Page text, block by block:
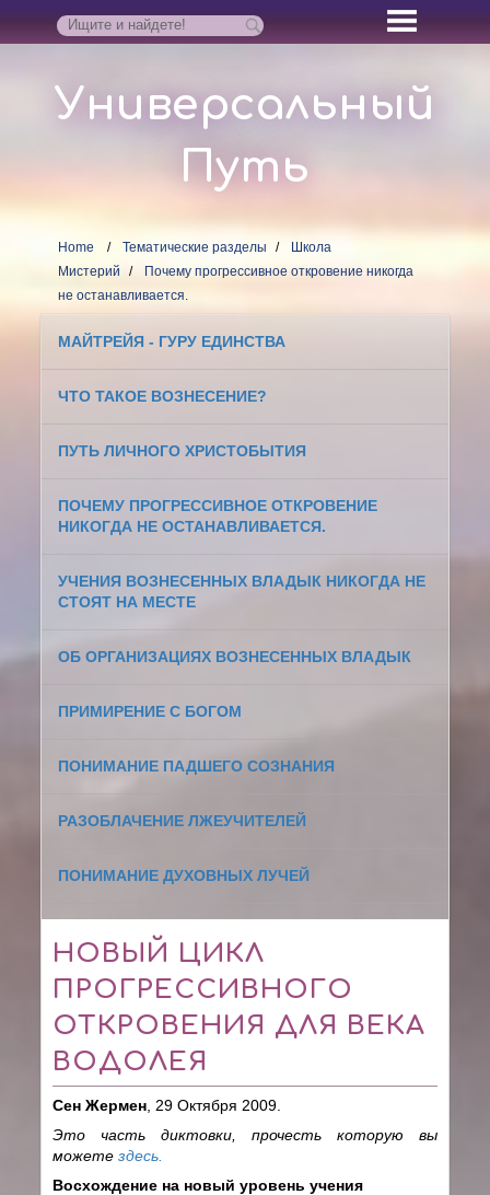
Универсальный
Путь
Home Тематические разделы
Школа
Мистерий
Почему прогрессивное откровение никогда
не останавливается.
МАЙТРЕЙЯ - ГУРУ ЕДИНСТВА
ЧТО ТАКОЕ ВОЗНЕСЕНИЕ?
ПУТЬ ЛИЧНОГО ХРИСТОБЫТИЯ
ПОЧЕМУ ПРОГРЕССИВНОЕ ОТКРОВЕНИЕ
НИКОГДА НЕ ОСТАНАВЛИВАЕТСЯ.
УЧЕНИЯ ВОЗНЕСЕННЫХ ВЛАДЫК НИКОГДА НЕ
СТОЯТ НА МЕСТЕ
ОБ ОРГАНИЗАЦИЯХ ВОЗНЕСЕННЫХ ВЛАДЫК
ПРИМИРЕНИЕ С БОГОМ
ПОНИМАНИЕ ПАДШЕГО СОЗНАНИЯ
РАЗОБЛАЧЕНИЕ ЛЖЕУЧИТЕЛЕЙ
ПОНИМАНИЕ ДУХОВНЫХ ЛУЧЕЙ
НОВЫЙ ЦИКЛ
ПРОГРЕССИВНОГО
ОТКРОВЕНИЯ ДЛЯ ВЕКА
ВОДОЛЕЯ
Сен Жермен , 29 Октября 2009.
Это часть диктовки, прочесть которую вы
можетездесь.
Восхождение на новый уровень учения